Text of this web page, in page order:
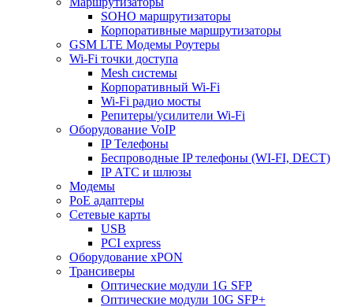
SOHO маршрутизаторы
Корпоративные маршрутизаторы
GSM LTE Модемы Роутеры
Wi-Fi точки доступа
Mesh системы
Корпоративный Wi-Fi
Wi-Fi радио мосты
Репитеры/усилители Wi-Fi
Оборудование VoIP
IP Телефоны
Беспроводные IP телефоны (WI-FI, DECT)
IP АТС и шлюзы
Модемы
PoE адаптеры
Сетевые карты
USB
PCI express
Оборудование xPON
Трансиверы
Оптические модули 1G SFP
Оптические модули 10G SFP+